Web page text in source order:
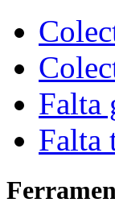
Falta
Falta